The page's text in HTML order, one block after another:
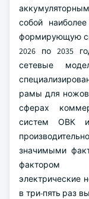
собой
формирующую
2026 по 2035
сетевые
рамы для
сферах
систем ОВК и
значимыми
фактором
электрические
в три-пять раз